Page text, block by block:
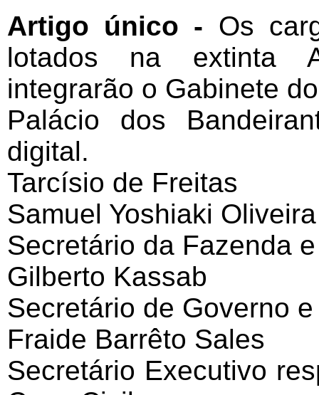
Artigo único - Os
lotados na extinta
integrarão o Gabinete
Palácio dos
digital.
Tarcísio de Freitas
Samuel Yoshiaki
Secretário da Fazenda
Gilberto Kassab
Secretário de Governo
Fraide Barrêto Sales
Secretário Executivo